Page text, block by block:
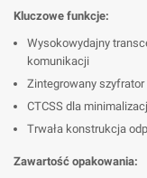
Kluczowe funkcje:
Wysokowydajny
komunikacji
Zintegrowany
CTCSS dla
Trwała konstrukcja
Zawartość opakowania: